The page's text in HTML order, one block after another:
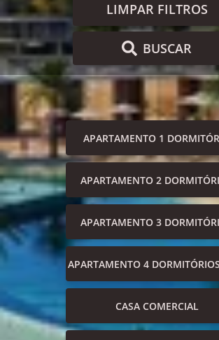
LIMPAR FILTROS
BUSCAR
APARTAMENTO 1
APARTAMENTO 2
APARTAMENTO 3
APARTAMENTO 4
CASA COMERCIAL